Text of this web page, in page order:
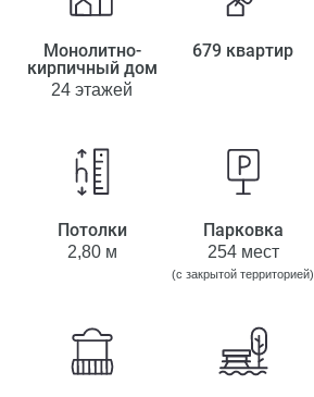
Монолитно-
кирпичный дом
24 этажей
679 квартир
Потолки
2,80 м
Парковка
254 мест
(с закрытой территорией)